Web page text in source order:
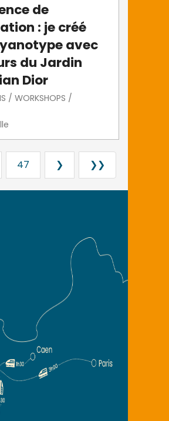
de
: je créé
avec
du Jardin
Dior
/ WORKSHOPS /
47 ❯ ❯❯